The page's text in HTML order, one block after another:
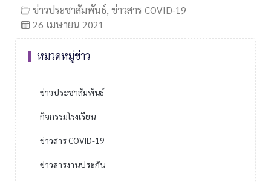
ข่าวประชาสัมพันธ์, ข่าวสาร COVID-19
26 เมษายน 2021
หมวดหมู่ข่าว
ข่าวประชาสัมพันธ์
กิจกรรมโรงเรียน
ข่าวสาร COVID-19
ข่าวสารงานประกัน